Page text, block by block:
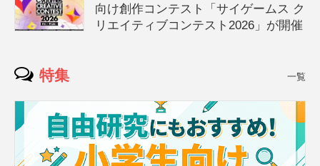
向け創作コンテスト「サイゲームス ク
リエイティブコンテスト2026」が開催
特集 一覧